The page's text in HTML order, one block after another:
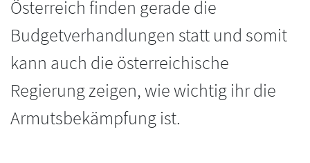
Österreich finden gerade die
Budgetverhandlungen statt und somit
kann auch die österreichische
Regierung zeigen, wie wichtig ihr die
Armutsbekämpfung ist.